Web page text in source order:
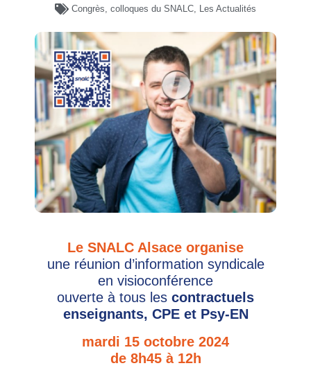
Congrès, colloques du SNALC, Les Actualités
Le SNALC Alsace organise
une réunion d’information syndicale
en visioconférence
ouverte à tous les contractuels
enseignants, CPE et Psy-EN
mardi 15 octobre 2024
de 8h45 à 12h